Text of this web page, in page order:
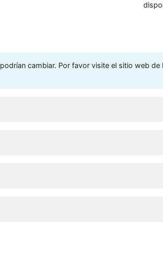
cambiar. Por favor visite el sitio web de